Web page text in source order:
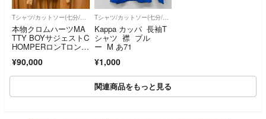
Tシャツ/カットソー(七分/長袖)
本物クロムハーツMA
TTY BOYサジェストC
HOMPERロンTロング
sマッティボーイ灰XL
正規品
¥90,000
Tシャツ/カットソー(七分/長袖)
Kappa カッパ 長袖T
シャツ 襟 ブル
ー M あ71
¥1,000
関連商品をもっと見る